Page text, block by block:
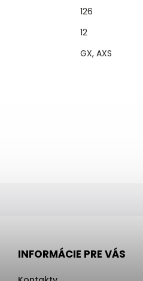
126
12
GX, AXS
INFORMÁCIE PRE VÁS